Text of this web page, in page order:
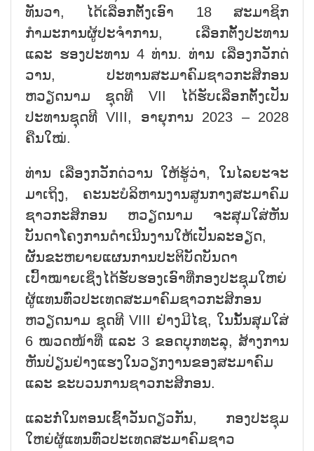
ທັນວາ, ໄດ້ເລືອກຕັ້ງເອົາ 18 ສະມາຊິກ
ກຳມະການຜູ້ປະຈຳການ, ເລືອກຕັ້ງປະທານ
ແລະ ຮອງປະທານ 4 ທ່ານ. ທ່ານ ເລືອງກວັກດ່
ວານ, ປະທານສະມາຄົມຊາວກະສິກອນ
ຫວຽດນາມ ຊຸດທີ VII ໄດ້ຮັບເລືອກຕັ້ງເປັນ
ປະທານຊຸດທີ VIII, ອາຍຸການ 2023 – 2028
ຄືນໃໝ່.
ທ່ານ ເລືອງກວັກດ່ວານ ໃຫ້ຮູ້ວ່າ, ໃນໄລຍະຈະ
ມາເຖິງ, ຄະນະບໍລິຫານງານສູນກາງສະມາຄົມ
ຊາວກະສິກອນ ຫວຽດນາມ ຈະສຸມໃສ່ຫັນ
ບັນດາໂຄງການດຳເນີນງານໃຫ້ເປັນລະອຽດ,
ຜັນຂະຫຍາຍແຜນການປະຕິບັດບັນດາ
ເປົ້າໝາຍເຊິ່ງໄດ້ຮັບຮອງເອົາທີ່ກອງປະຊຸມໃຫຍ່
ຜູ້ແທນທົ່ວປະເທດສະມາຄົມຊາວກະສິກອນ
ຫວຽດນາມ ຊຸດທີ VIII ຢ່າງມີໄຊ, ໃນນັ້ນສຸມໃສ່
6 ໝວດໜ້າທີ່ ແລະ 3 ຂອດບຸກທະລຸ, ສ້າງການ
ຫັນປ່ຽນຢ່າງແຮງໃນວຽກງານຂອງສະມາຄົມ
ແລະ ຂະບວນການຊາວກະສິກອນ.
ແລະກໍ່ໃນຕອນເຊົ້າວັນດຽວກັນ, ກອງປະຊຸມ
ໃຫຍ່ຜູ້ແທນທົ່ວປະເທດສະມາຄົມຊາວ